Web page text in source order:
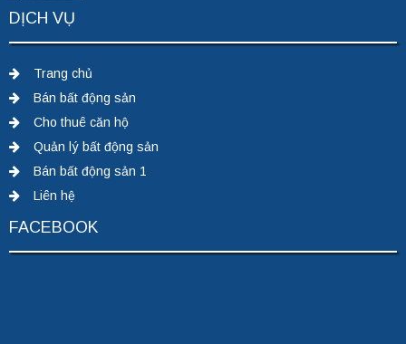
DỊCH VỤ
Trang chủ
Bán bất động sản
Cho thuê căn hộ
Quản lý bất động sản
Bán bất động sản 1
Liên hệ
FACEBOOK